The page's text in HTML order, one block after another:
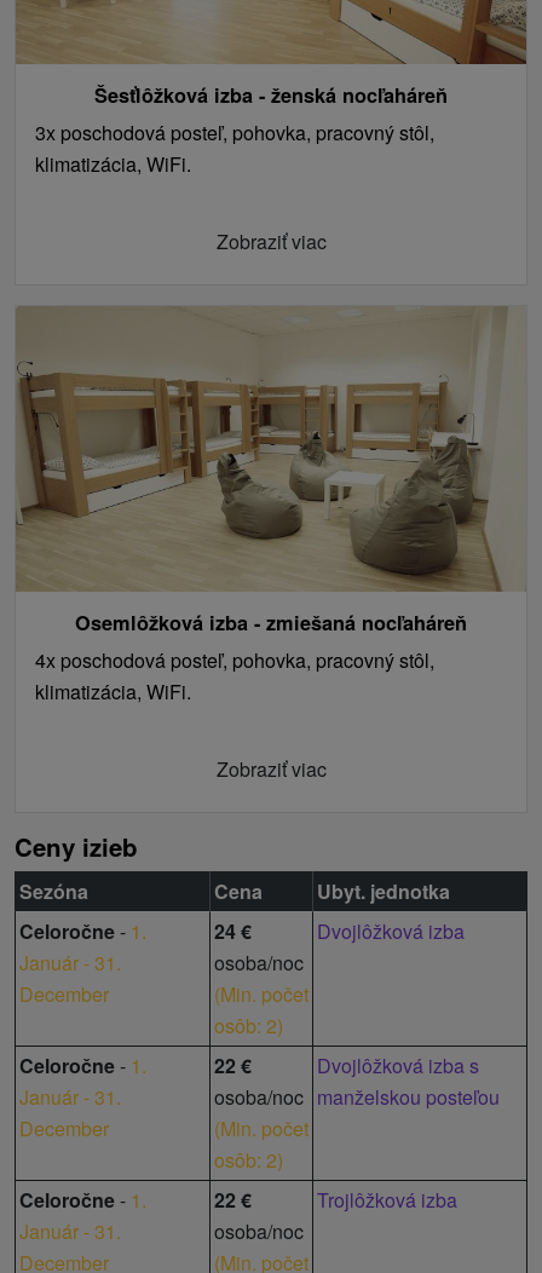
Šesťlôžková izba - ženská nocľaháreň
3x poschodová posteľ, pohovka, pracovný stôl,
klimatizácia, WiFi.
Zobraziť viac
Osemlôžková izba - zmiešaná nocľaháreň
4x poschodová posteľ, pohovka, pracovný stôl,
klimatizácia, WiFi.
Zobraziť viac
Ceny izieb
Sezóna Cena
Ubyt. jednotka
Celoročne- 1.
Január - 31.
December
24 €
osoba/noc
(Min. počet
osôb: 2)
Dvojlôžková izba
Celoročne- 1.
Január - 31.
December
22 €
osoba/noc
(Min. počet
osôb: 2)
Dvojlôžková izba s
manželskou posteľou
Celoročne- 1.
Január - 31.
December
22 €
osoba/noc
(Min. počet
Trojlôžková izba